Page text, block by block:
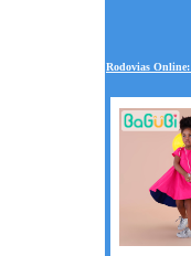
Rodovias Online: